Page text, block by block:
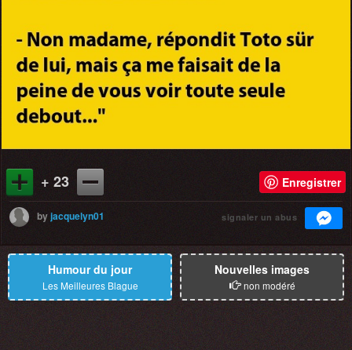
+ 23 Enregistrer
byjacquelyn01 signaler un abus
Humour du jour
Les Meilleures Blague
Nouvelles images
non modéré